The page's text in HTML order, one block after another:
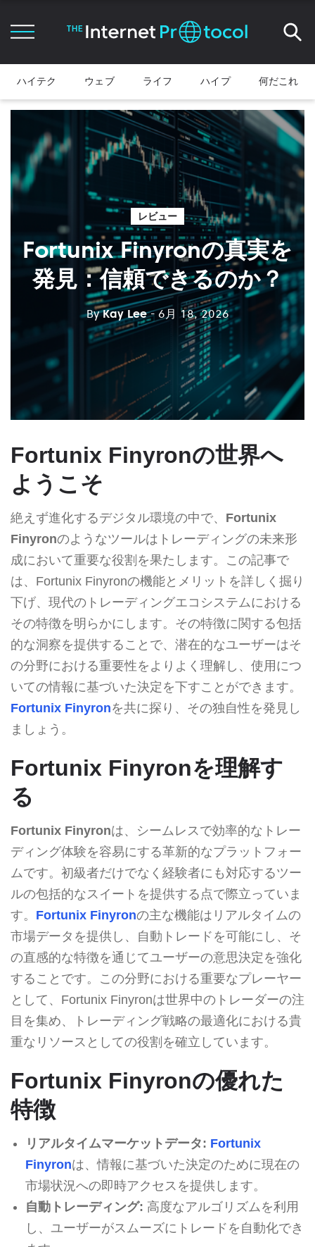
ハイテク ウェブ ライフ ハイプ 何だこれ
レビュー
Fortunix Finyronの真実を
発見：信頼できるのか？
ByKay Lee - 6月 18, 2026
Fortunix Finyronの世界へ
ようこそ
絶えず進化するデジタル環境の中で、 Fortunix
Finyronのようなツールはトレーディングの未来形
成において重要な役割を果たします。この記事で
は、Fortunix Finyronの機能とメリットを詳しく掘り
下げ、現代のトレーディングエコシステムにおける
その特徴を明らかにします。その特徴に関する包括
的な洞察を提供することで、潜在的なユーザーはそ
の分野における重要性をよりよく理解し、使用につ
いての情報に基づいた決定を下すことができます。
Fortunix Finyronを共に探り、その独自性を発見し
ましょう。
Fortunix Finyronを理解す
る
Fortunix Finyronは、シームレスで効率的なトレー
ディング体験を容易にする革新的なプラットフォー
ムです。初級者だけでなく経験者にも対応するツー
ルの包括的なスイートを提供する点で際立っていま
す。 Fortunix Finyronの主な機能はリアルタイムの
市場データを提供し、自動トレードを可能にし、そ
の直感的な特徴を通じてユーザーの意思決定を強化
することです。この分野における重要なプレーヤー
として、Fortunix Finyronは世界中のトレーダーの注
目を集め、トレーディング戦略の最適化における貴
重なリソースとしての役割を確立しています。
Fortunix Finyronの優れた
特徴
リアルタイムマーケットデータ: Fortunix
Finyronは、情報に基づいた決定のために現在の
市場状況への即時アクセスを提供します。
自動トレーディング: 高度なアルゴリズムを利用
し、ユーザーがスムーズにトレードを自動化でき